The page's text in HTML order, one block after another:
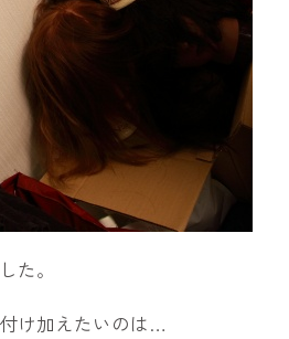
た。
け加えたいのは…